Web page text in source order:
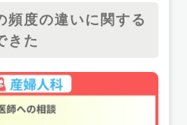
頻度の違いに関する
きた